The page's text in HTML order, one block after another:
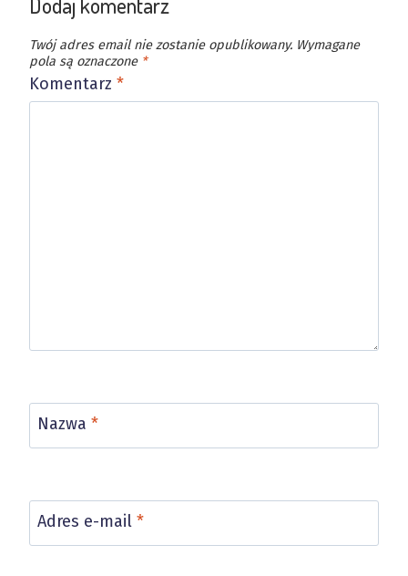
Twój adres email nie zostanie opublikowany. Wymagane
pola są oznaczone *
Komentarz *
Nazwa *
Adres e-mail *